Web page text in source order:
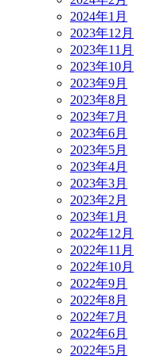
2024年1月
2023年12月
2023年11月
2023年10月
2023年9月
2023年8月
2023年7月
2023年6月
2023年5月
2023年4月
2023年3月
2023年2月
2023年1月
2022年12月
2022年11月
2022年10月
2022年9月
2022年8月
2022年7月
2022年6月
2022年5月